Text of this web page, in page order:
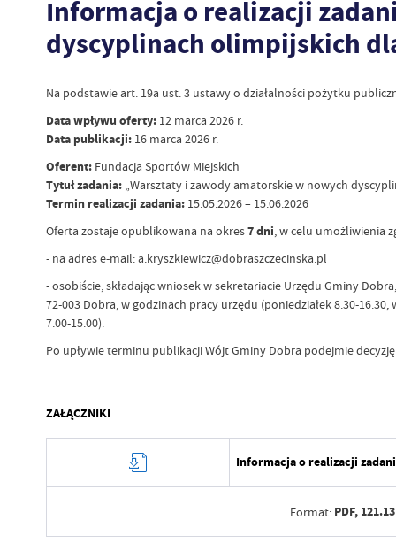
Informacja o realizacji
dyscyplinach olimpijskich
Na podstawie art. 19a ust. 3 ustawy o działalności pożytku
Data wpływu oferty: 12 marca 2026 r.
Data publikacji: 16 marca 2026 r.
Oferent: Fundacja Sportów Miejskich
Tytuł zadania: „Warsztaty i zawody amatorskie w nowych
Termin realizacji zadania: 15.05.2026 – 15.06.2026
Oferta zostaje opublikowana na okres7 dni, w celu umożliwienia
- na adres e-mail:a.kryszkiewicz@dobraszczecinska.pl
- osobiście, składając wniosek w sekretariacie Urzędu Gminy
72-003 Dobra, w godzinach pracy urzędu (poniedziałek 8.30-
7.00-15.00).
Po upływie terminu publikacji Wójt Gminy Dobra podejmie
ZAŁĄCZNIKI
Informacja o realizacji
Format: PDF,